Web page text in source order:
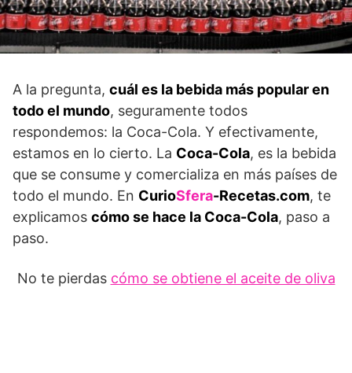
A la pregunta, cuál es la bebida más popular en
todo el mundo, seguramente todos
respondemos: la Coca-Cola. Y efectivamente,
estamos en lo cierto. La Coca-Cola, es la bebida
que se consume y comercializa en más países de
todo el mundo. En CurioSfera-Recetas.com, te
explicamos cómo se hace la Coca-Cola, paso a
paso.
No te pierdas cómo se obtiene el aceite de oliva